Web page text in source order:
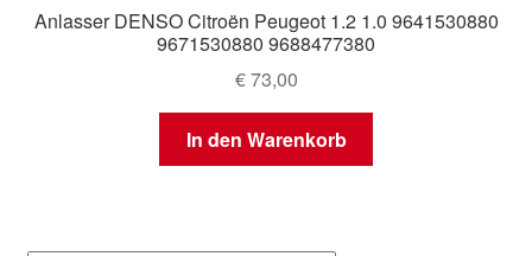
Anlasser DENSO Citroën Peugeot 1.2 1.0 9641530880
9671530880 9688477380
€73,00
In den Warenkorb